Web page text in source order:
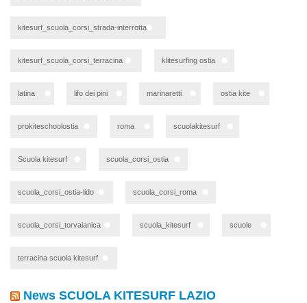
kitesurf_scuola_corsi_strada-interrotta
kitesurf_scuola_corsi_terracina klitesurfing ostia
latina lifo dei pini marinaretti ostia kite
prokiteschoolostia roma scuolakitesurf
Scuola kitesurf scuola_corsi_ostia
scuola_corsi_ostia-lido scuola_corsi_roma
scuola_corsi_torvaianica scuola_kitesurf scuole
terracina scuola kitesurf
News SCUOLA KITESURF LAZIO